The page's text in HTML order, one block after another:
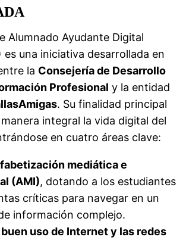
Alumnado Ayudante Digital
es una iniciativa desarrollada en
la Consejería de Desarrollo
Profesional y la entidad
. Su finalidad principal
integral la vida digital del
en cuatro áreas clave:
mediática e
(AMI), dotando a los estudiantes
críticas para navegar en un
información complejo.
uso de Internet y las redes